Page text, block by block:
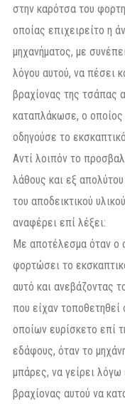
στην καρότσα του
οποίας επιχειρείτο η
μηχανήματος, με
λόγου αυτού, να πέσει
βραχίονας της τσάπας
καταπλάκωσε, ο οποίος
οδηγούσε το
Αντί λοιπόν το
λάθους και εξ
του αποδεικτικού
αναφέρει επί λέξει:
Με αποτέλεσμα όταν ο
φορτώσει το
αυτό και ανεβάζοντας
που είχαν
οποίων ευρίσκετο επί
εδάφους, όταν το
μπάρες, να γείρει λόγω
βραχίονας αυτού να